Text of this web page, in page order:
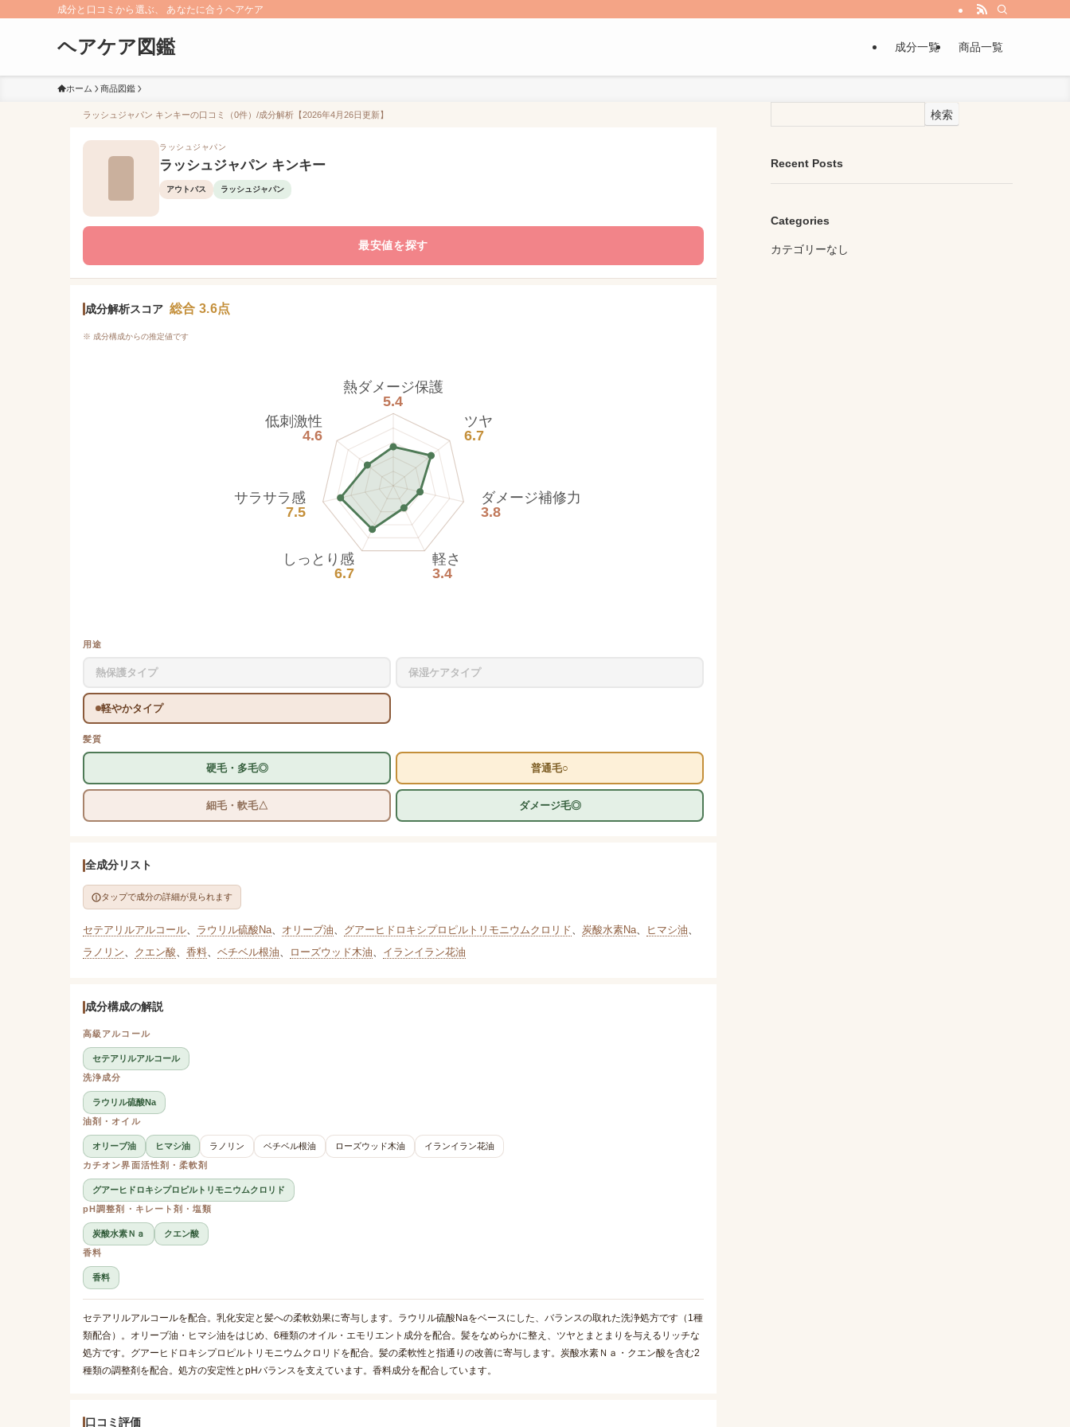
成分と口コミから選ぶ、 あなたに合うヘアケア
ヘアケア図鑑 成分一覧 商品一覧
ホーム 商品図鑑
ラッシュジャパン キンキーの口コミ（0件）/成分解析【2026年4月26日更新】
ラッシュジャパン
ラッシュジャパン キンキー
アウトバス ラッシュジャパン
最安値を探す
成分解析スコア 総合 3.6点
※ 成分構成からの推定値です
熱ダメージ保護
5.4
ツヤ
6.7
ダメージ補修力
3.8
軽さ
3.4
しっとり感
6.7
サラサラ感
7.5
低刺激性
4.6
用途
熱保護タイプ 保湿ケアタイプ
軽やかタイプ
髪質
硬毛・多毛◎ 普通毛○
細毛・軟毛△ ダメージ毛◎
全成分リスト
タップで成分の詳細が見られます
セテアリルアルコール、 ラウリル硫酸Na、 オリーブ油、 グアーヒドロキシプロピルトリモニウムクロリド、 炭酸水素Na、 ヒマシ油、
ラノリン、 クエン酸、 香料、 ベチベル根油、 ローズウッド木油、 イランイラン花油
成分構成の解説
高級アルコール
セテアリルアルコール
洗浄成分
ラウリル硫酸Na
油剤・オイル
オリーブ油 ヒマシ油 ラノリン ベチベル根油 ローズウッド木油
イランイラン花油
カチオン界面活性剤・柔軟剤
グアーヒドロキシプロピルトリモニウムクロリド
pH調整剤・キレート剤・塩類
炭酸水素Ｎａ
クエン酸
香料
香料
セテアリルアルコールを配合。乳化安定と髪への柔軟効果に寄与します。ラウリル硫酸Naをベースにした、バランスの取れた洗浄処方です（1種
類配合）。オリーブ油・ヒマシ油をはじめ、6種類のオイル・エモリエント成分を配合。髪をなめらかに整え、ツヤとまとまりを与えるリッチな
処方です。グアーヒドロキシプロピルトリモニウムクロリドを配合。髪の柔軟性と指通りの改善に寄与します。炭酸水素Ｎａ・クエン酸を含む2
種類の調整剤を配合。処方の安定性とpHバランスを支えています。香料成分を配合しています。
口コミ評価
検索
Recent Posts
Categories
カテゴリーなし